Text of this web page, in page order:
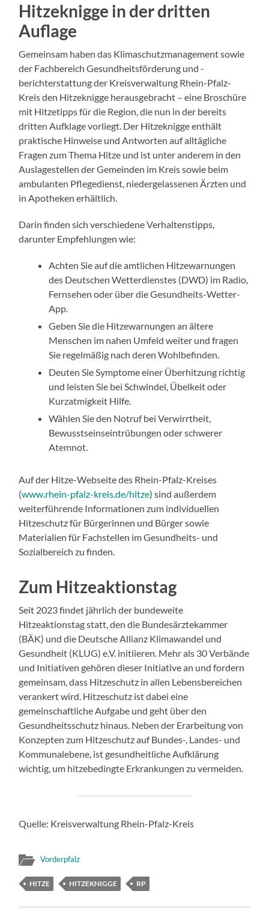
Hitzeknigge in der dritten
Auflage
Gemeinsam haben das Klimaschutzmanagement sowie
der Fachbereich Gesundheitsförderung und -
berichterstattung der Kreisverwaltung Rhein-Pfalz-
Kreis den Hitzeknigge herausgebracht – eine Broschüre
mit Hitzetipps für die Region, die nun in der bereits
dritten Aufklage vorliegt. Der Hitzeknigge enthält
praktische Hinweise und Antworten auf alltägliche
Fragen zum Thema Hitze und ist unter anderem in den
Auslagestellen der Gemeinden im Kreis sowie beim
ambulanten Pflegedienst, niedergelassenen Ärzten und
in Apotheken erhältlich.
Darin finden sich verschiedene Verhaltenstipps,
darunter Empfehlungen wie:
Achten Sie auf die amtlichen Hitzewarnungen
des Deutschen Wetterdienstes (DWD) im Radio,
Fernsehen oder über die Gesundheits-Wetter-
App.
Geben Sie die Hitzewarnungen an ältere
Menschen im nahen Umfeld weiter und fragen
Sie regelmäßig nach deren Wohlbefinden.
Deuten Sie Symptome einer Überhitzung richtig
und leisten Sie bei Schwindel, Übelkeit oder
Kurzatmigkeit Hilfe.
Wählen Sie den Notruf bei Verwirrtheit,
Bewusstseinseintrübungen oder schwerer
Atemnot.
Auf der Hitze-Webseite des Rhein-Pfalz-Kreises
(www.rhein-pfalz-kreis.de/hitze) sind außerdem
weiterführende Informationen zum individuellen
Hitzeschutz für Bürgerinnen und Bürger sowie
Materialien für Fachstellen im Gesundheits- und
Sozialbereich zu finden.
Zum Hitzeaktionstag
Seit 2023 findet jährlich der bundeweite
Hitzeaktionstag statt, den die Bundesärztekammer
(BÄK) und die Deutsche Allianz Klimawandel und
Gesundheit (KLUG) e.V. initiieren. Mehr als 30 Verbände
und Initiativen gehören dieser Initiative an und fordern
gemeinsam, dass Hitzeschutz in allen Lebensbereichen
verankert wird. Hitzeschutz ist dabei eine
gemeinschaftliche Aufgabe und geht über den
Gesundheitsschutz hinaus. Neben der Erarbeitung von
Konzepten zum Hitzeschutz auf Bundes-, Landes- und
Kommunalebene, ist gesundheitliche Aufklärung
wichtig, um hitzebedingte Erkrankungen zu vermeiden.
Quelle: Kreisverwaltung Rhein-Pfalz-Kreis
Vorderpfalz
HITZE HITZEKNIGGE RP